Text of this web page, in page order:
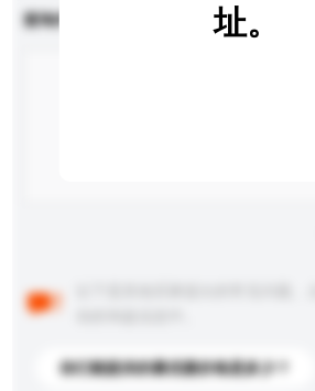
查询内容
你们能提供的最优惠价格是多少？
址。